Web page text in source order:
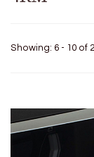
Showing: 6 - 10 of